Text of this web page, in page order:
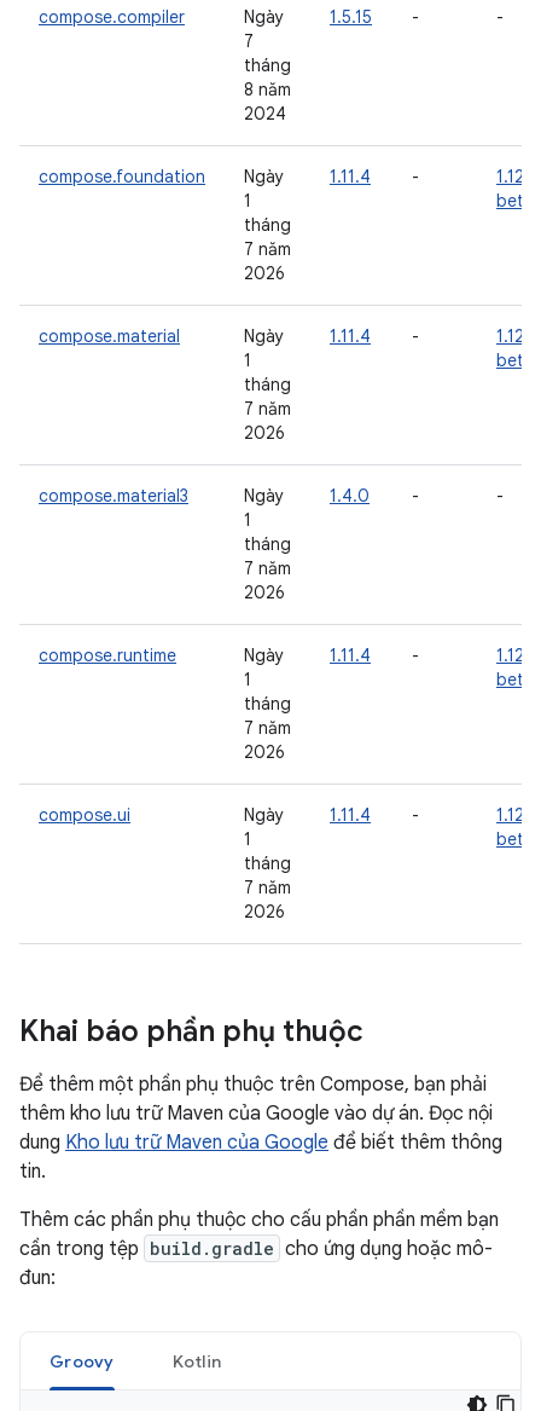
compose.compiler
Ngày
7
tháng
8 năm
2024
1.5.15 - -
compose.foundation
Ngày
1
tháng
7 năm
2026
1.11.4 -
compose.material
Ngày
1
tháng
7 năm
2026
1.11.4 -
compose.material3
Ngày
1
tháng
7 năm
2026
1.4.0 - -
compose.runtime
Ngày
1
tháng
7 năm
2026
1.11.4 -
compose.ui
Ngày
1
tháng
7 năm
2026
1.11.4 -
Khai báo phần phụ thuộc
Để thêm một phần phụ thuộc trên Compose, bạn phải
thêm kho lưu trữ Maven của Google vào dự án. Đọc nội
dung Kho lưu trữ Maven của Google để biết thêm thông
tin.
Thêm các phần phụ thuộc cho cấu phần phần mềm bạn
cần trong tệp build.gradle cho ứng dụng hoặc mô-
đun:
Groovy Kotlin